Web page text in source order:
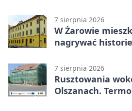
7 sierpnia 2026
W Żarowie
nagrywać
7 sierpnia 2026
Rusztowania
Olszanach.